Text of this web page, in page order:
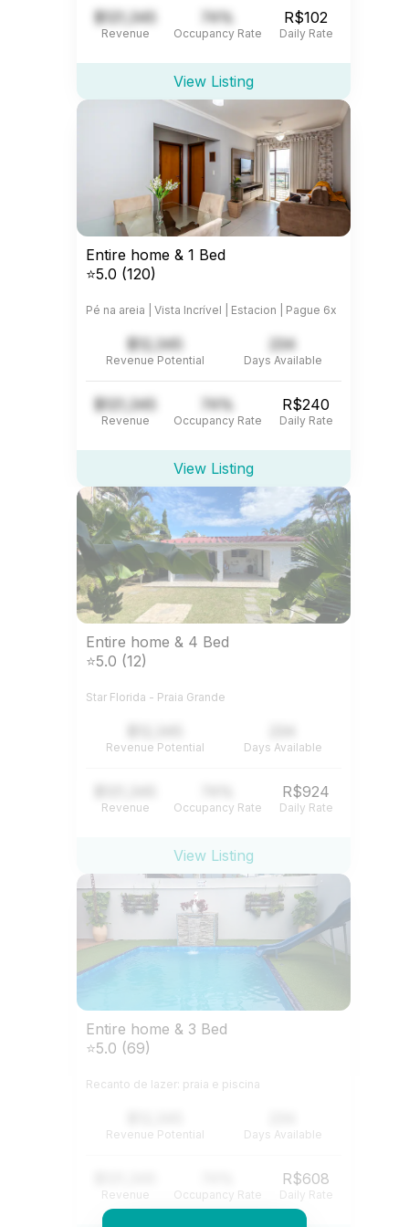
$121,345
Revenue
74%
Occupancy Rate
R$102
Daily Rate
View Listing
Entire home & 1 Bed
⭐5.0 (120)
Pé na areia | Vista Incrível | Estacion | Pague 6x
$12,345
Revenue Potential
234
Days Available
$121,345
Revenue
74%
Occupancy Rate
R$240
Daily Rate
View Listing
Entire home & 4 Bed
⭐5.0 (12)
Star Florida - Praia Grande
Revenue Potential Days Available
Revenue Occupancy Rate
R$924
Daily Rate
View Listing
Entire home & 3 Bed
⭐5.0 (69)
Recanto de lazer: praia e piscina
Revenue Potential Days Available
Revenue Occupancy Rate
R$608
Daily Rate